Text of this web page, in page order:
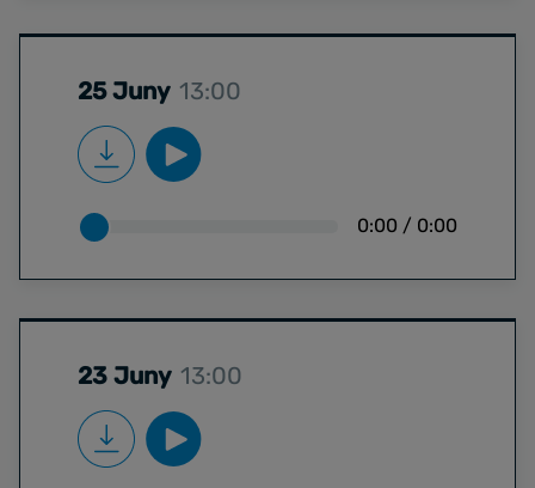
25 Juny 13:00
0:00 / 0:00
23 Juny 13:00